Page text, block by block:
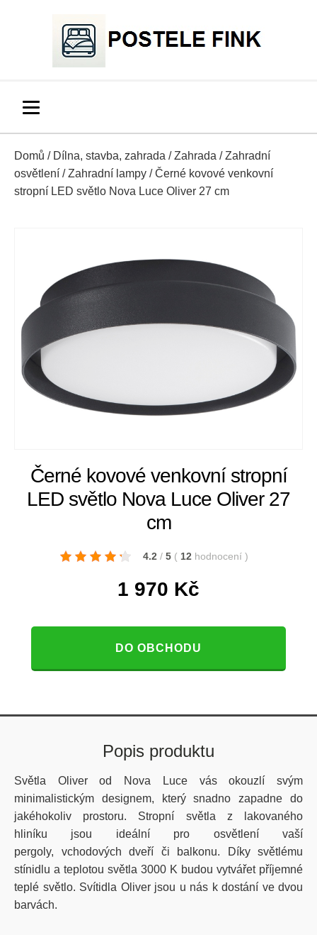
Domů / Dílna, stavba, zahrada /Zahrada /Zahradní
osvětlení /Zahradní lampy / Černé kovové venkovní
stropní LED světlo Nova Luce Oliver 27 cm
Černé kovové venkovní stropní
LED světlo Nova Luce Oliver 27
cm
4.2 / 5 ( 12 hodnocení )
1 970 Kč
DO OBCHODU
Popis produktu
Světla Oliver od Nova Luce vás okouzlí svým
minimalistickým designem, který snadno zapadne do
jakéhokoliv prostoru. Stropní světla z lakovaného
hliníku jsou ideální pro osvětlení vaší
pergoly, vchodových dveří či balkonu. Díky světlému
stínidlu a teplotou světla 3000 K budou vytvářet příjemné
teplé světlo. Svítidla Oliver jsou u nás k dostání ve dvou
barvách.